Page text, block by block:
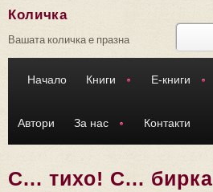
Търси
Количка
Вашата количка е празна
Начало Книги Е-книги
Автори За нас Контакти
С... тихо! С... бирка